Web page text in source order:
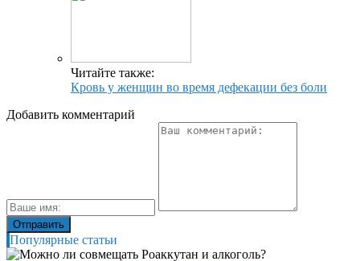
Читайте также:
Кровь у женщин во время дефекации без боли
Добавить комментарий
Популярные статьи